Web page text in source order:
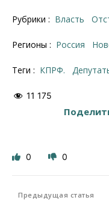
Рубрики : Власть
Регионы : Россия
Теги : КПРФ.
11 175
0 0
Предыдущая статья